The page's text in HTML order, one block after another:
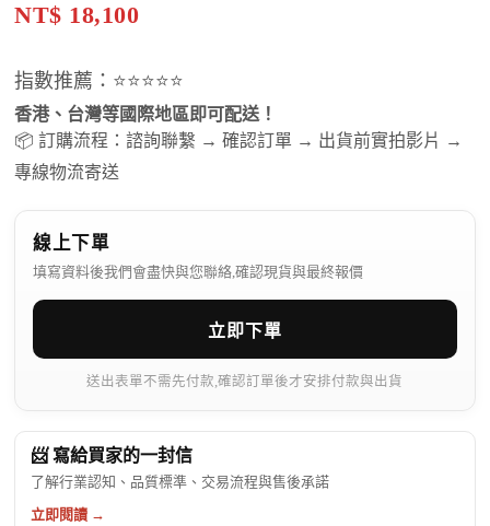
NT$ 18,100
指數推薦：⭐⭐⭐⭐⭐
香港、台灣等國際地區即可配送！
📦 訂購流程：諮詢聯繫 → 確認訂單 → 出貨前實拍影片 →
專線物流寄送
線上下單
填寫資料後我們會盡快與您聯絡,確認現貨與最終報價
立即下單
送出表單不需先付款,確認訂單後才安排付款與出貨
📨 寫給買家的一封信
了解行業認知、品質標準、交易流程與售後承諾
立即閱讀 →